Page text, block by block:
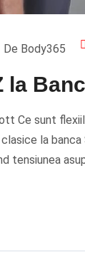
De Body365
la
Ce sunt
la
tensiunea